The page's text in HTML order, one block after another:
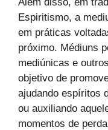
Espiritismo, a
em práticas
próximo. Médiuns
mediúnicas e
objetivo de
ajudando espíritos
ou auxiliando
momentos de